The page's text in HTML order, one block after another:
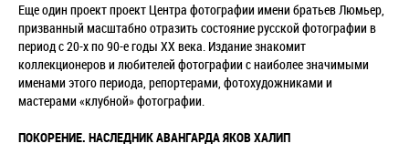
Еще один проект проект Центра фотографии имени братьев Люмьер,
призванный масштабно отразить состояние русской фотографии в
период с 20-х по 90-е годы XX века. Издание знакомит
коллекционеров и любителей фотографии с наиболее значимыми
именами этого периода, репортерами, фотохудожниками и
мастерами «клубной» фотографии.
ПОКОРЕНИЕ. НАСЛЕДНИК АВАНГАРДА ЯКОВ ХАЛИП